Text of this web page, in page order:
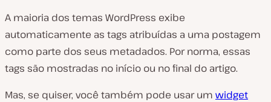
A maioria dos temas WordPress exibe
automaticamente as tags atribuídas a uma postagem
como parte dos seus metadados. Por norma, essas
tags são mostradas no início ou no final do artigo.
Mas, se quiser, você também pode usar um widget